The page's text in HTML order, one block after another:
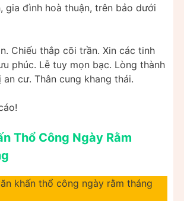
gia đình hoà thuận, trên bảo dưới
Chiếu thắp cõi trần. Xin các tinh
phúc. Lễ tuy mọn bạc. Lòng thành
cư. Thân cung khang thái.
Thổ Công Ngày Rằm
khấn thổ công ngày rằm tháng